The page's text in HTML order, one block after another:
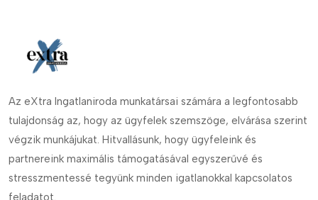
Az eXtra Ingatlaniroda munkatársai számára a legfontosabb
tulajdonság az, hogy az ügyfelek szemszöge, elvárása szerint
végzik munkájukat. Hitvallásunk, hogy ügyfeleink és
partnereink maximális támogatásával egyszerűvé és
stresszmentessé tegyünk minden igatlanokkal kapcsolatos
feladatot.